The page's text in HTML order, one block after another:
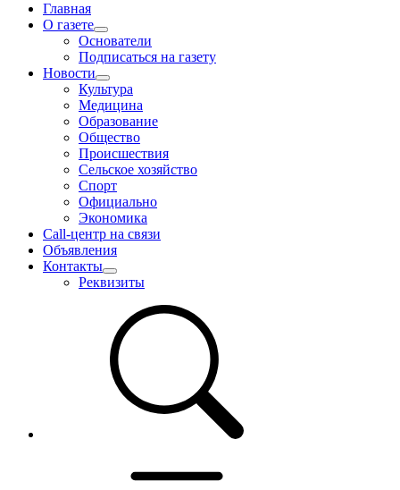
Главная
О газете
Основатели
Подписаться на газету
Новости
Культура
Медицина
Образование
Общество
Происшествия
Сельское хозяйство
Спорт
Официально
Экономика
Call-центр на связи
Объявления
Контакты
Реквизиты